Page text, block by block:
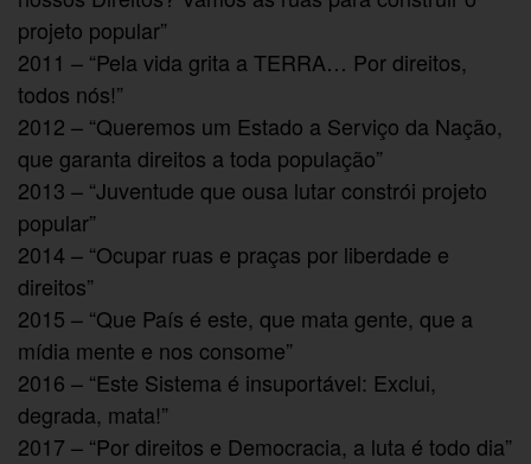
projeto popular”
2011 – “Pela vida grita a TERRA… Por direitos,
todos nós!”
2012 – “Queremos um Estado a Serviço da Nação,
que garanta direitos a toda população”
2013 – “Juventude que ousa lutar constrói projeto
popular”
2014 – “Ocupar ruas e praças por liberdade e
direitos”
2015 – “Que País é este, que mata gente, que a
mídia mente e nos consome”
2016 – “Este Sistema é insuportável: Exclui,
degrada, mata!”
2017 – “Por direitos e Democracia, a luta é todo dia”